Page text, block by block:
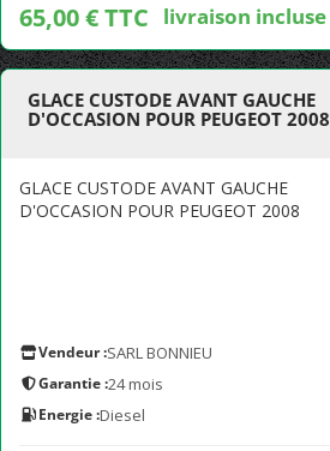
65,00 € TTC livraison incluse
GLACE CUSTODE AVANT GAUCHE
D'OCCASION POUR PEUGEOT 2008
GLACE CUSTODE AVANT GAUCHE
D'OCCASION POUR PEUGEOT 2008
Vendeur :SARL BONNIEU
Garantie :24 mois
Energie :Diesel